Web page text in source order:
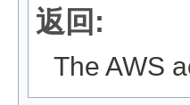
返回:
The AWS